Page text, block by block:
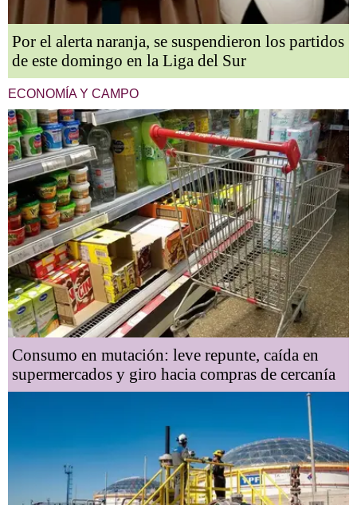
Por el alerta naranja, se suspendieron los partidos
de este domingo en la Liga del Sur
ECONOMÍA Y CAMPO
Consumo en mutación: leve repunte, caída en
supermercados y giro hacia compras de cercanía